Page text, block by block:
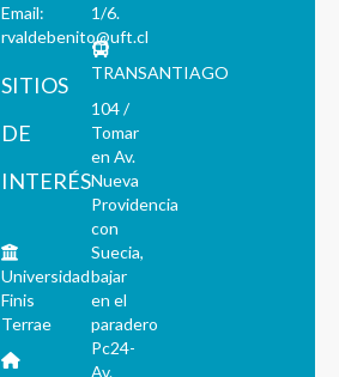
Email:
rvaldebenito@uft.cl
SITIOS
DE
INTERÉS
Universidad
Finis
Terrae
1/6.
TRANSANTIAGO
104 /
Tomar
en Av.
Nueva
Providencia
con
Suecia,
bajar
en el
paradero
Pc24-
Av.